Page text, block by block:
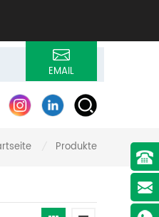
EMAIL
Produkte